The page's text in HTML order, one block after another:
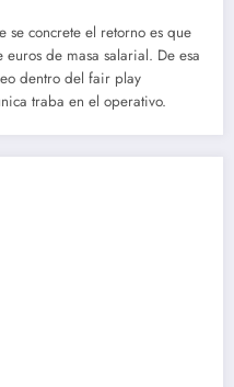
se concrete el retorno es que
de masa salarial. De esa
dentro del fair play
traba en el operativo.